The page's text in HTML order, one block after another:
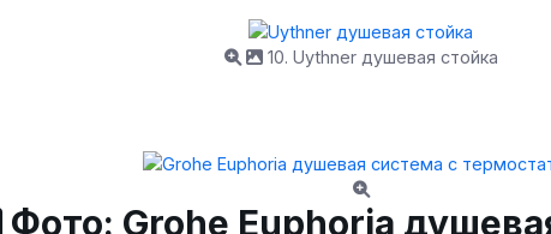
10. Uythner душевая стойка
Фото: Grohe Euphoria